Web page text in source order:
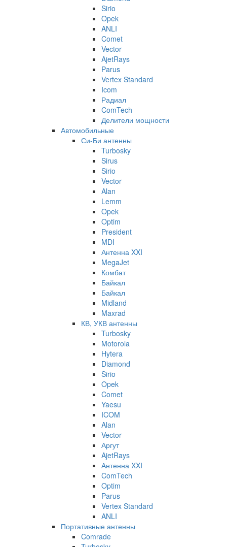
Sirio
Opek
ANLI
Comet
Vector
AjetRays
Parus
Vertex Standard
Icom
Радиал
ComTech
Делители мощности
Автомобильные
Си-Би антенны
Turbosky
Sirus
Sirio
Vector
Alan
Lemm
Opek
Optim
President
MDI
Антенна XXI
MegaJet
Комбат
Байкал
Байкал
Midland
Maxrad
КВ, УКВ антенны
Turbosky
Motorola
Hytera
Diamond
Sirio
Opek
Comet
Yaesu
ICOM
Alan
Vector
Аргут
AjetRays
Антенна XXI
ComTech
Optim
Parus
Vertex Standard
ANLI
Портативные антенны
Comrade